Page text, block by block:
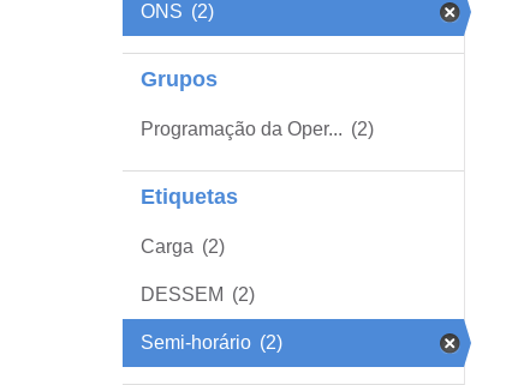
ONS (2)
Grupos
Programação da Oper... (2)
Etiquetas
Carga (2)
DESSEM (2)
Semi-horário (2)